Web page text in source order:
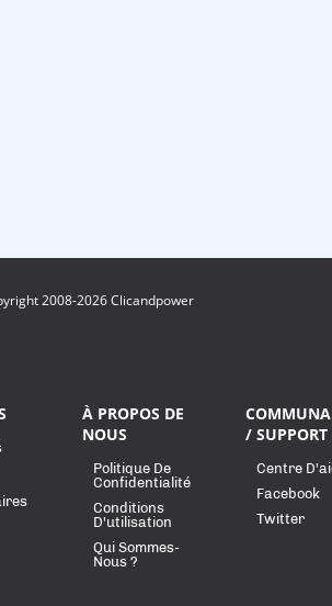
2008-2026 Clicandpower
À PROPOS DE
NOUS
Politique De
Confidentialité
Conditions
D'utilisation
Qui Sommes-
Nous ?
/ SUPPORT
Centre
Facebook
Twitter